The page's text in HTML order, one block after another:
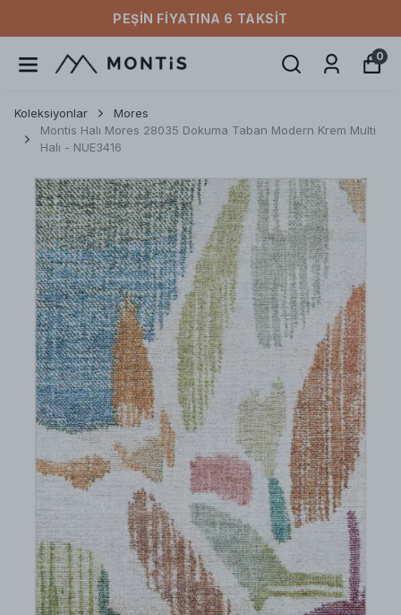
PEŞIN FIYATINA 6 TAKSIT
0
Koleksiyonlar
Mores
Montis Halı Mores 28035 Dokuma Taban Modern Krem Multi
Halı - NUE3416